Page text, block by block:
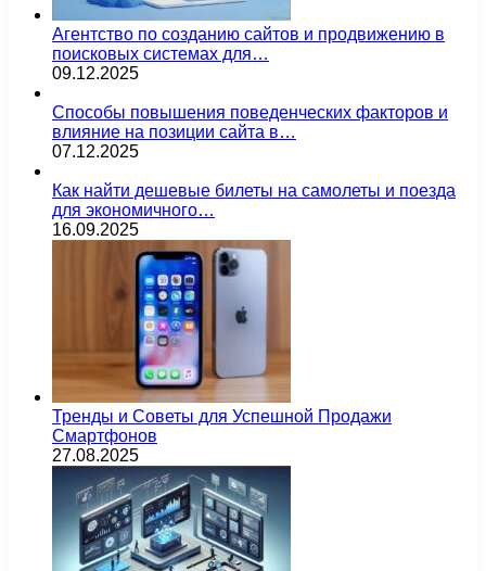
Агентство по созданию сайтов и продвижению в
поисковых системах для…
09.12.2025
Способы повышения поведенческих факторов и
влияние на позиции сайта в…
07.12.2025
Как найти дешевые билеты на самолеты и поезда
для экономичного…
16.09.2025
Тренды и Советы для Успешной Продажи
Смартфонов
27.08.2025